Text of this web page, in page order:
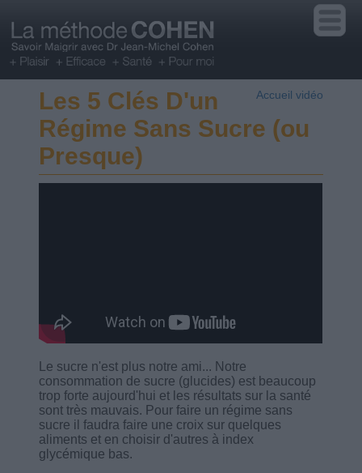
Accueil vidéo
Les 5 Clés D'un
Régime Sans Sucre (ou
Presque)
Le sucre n'est plus notre ami... Notre
consommation de sucre (glucides) est beaucoup
trop forte aujourd'hui et les résultats sur la santé
sont très mauvais. Pour faire un régime sans
sucre il faudra faire une croix sur quelques
aliments et en choisir d'autres à index
glycémique bas.